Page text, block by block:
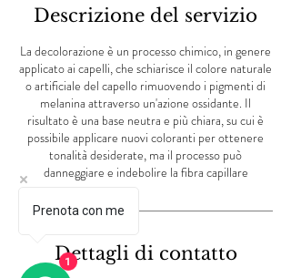
Descrizione del servizio
La decolorazione è un processo chimico, in genere
applicato ai capelli, che schiarisce il colore naturale
o artificiale del capello rimuovendo i pigmenti di
melanina attraverso un'azione ossidante. Il
risultato è una base neutra e più chiara, su cui è
possibile applicare nuovi coloranti per ottenere
tonalità desiderate, ma il processo può
danneggiare e indebolire la fibra capillare
Dettagli di contatto
Prenota con me
1